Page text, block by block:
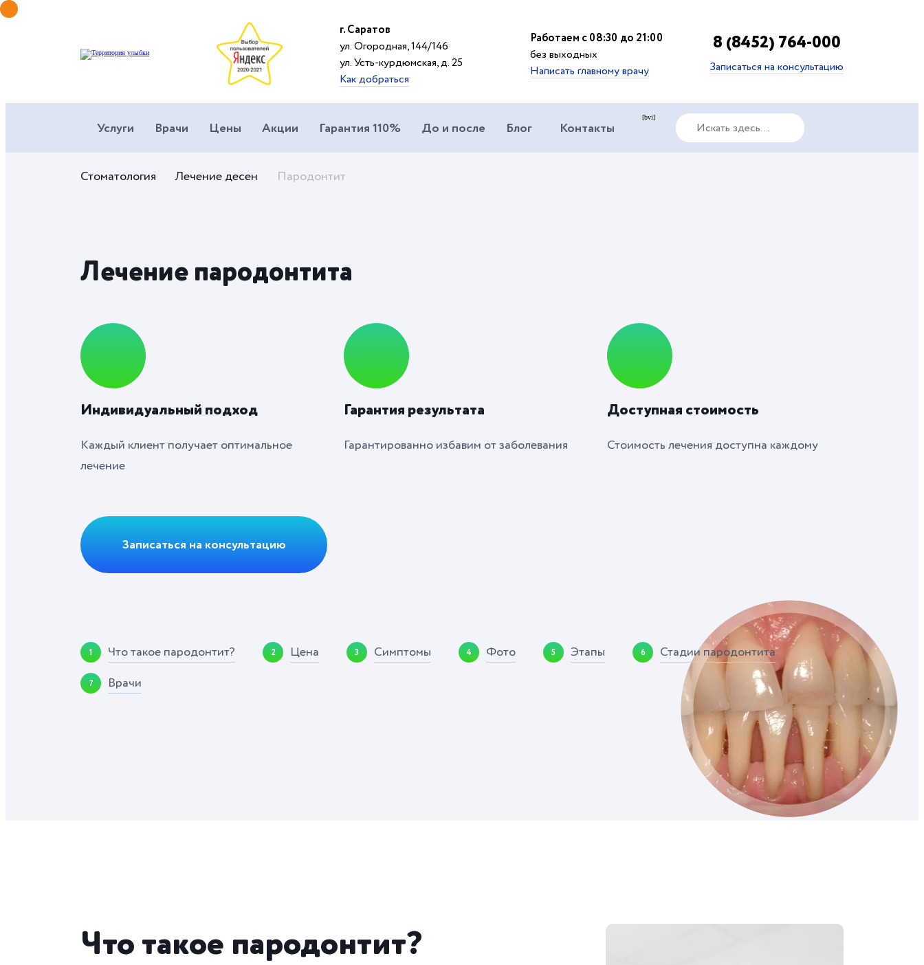
г. Саратов
ул. Огородная, 144/146
ул. Усть-курдюмская, д. 25
Как добраться
Работаем с 08:30 до 21:00
без выходных
Написать главному врачу
8 (8452) 764-000
Записаться на консультацию
Услуги Врачи Цены Акции Гарантия 110% До и после Блог Контакты
[bvi]
Стоматология Лечение десен Пародонтит
Лечение пародонтита
Индивидуальный подход
Каждый клиент получает оптимальное
лечение
Гарантия результата
Гарантированно избавим от заболевания
Доступная стоимость
Стоимость лечения доступна каждому
Записаться на консультацию
1 Что такое пародонтит? 2 Цена 3 Симптомы 4 Фото 5 Этапы 6 Стадии пародонтита
7 Врачи
Что такое пародонтит?